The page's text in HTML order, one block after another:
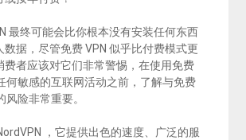
最终可能会比你根本没有安装任何东西
数据，尽管免费 VPN 似乎比付费模式更
费者应该对它们非常警惕，在使用免费
何敏感的互联网活动之前，了解与免费
风险非常重要。
，它提供出色的速度、广泛的服